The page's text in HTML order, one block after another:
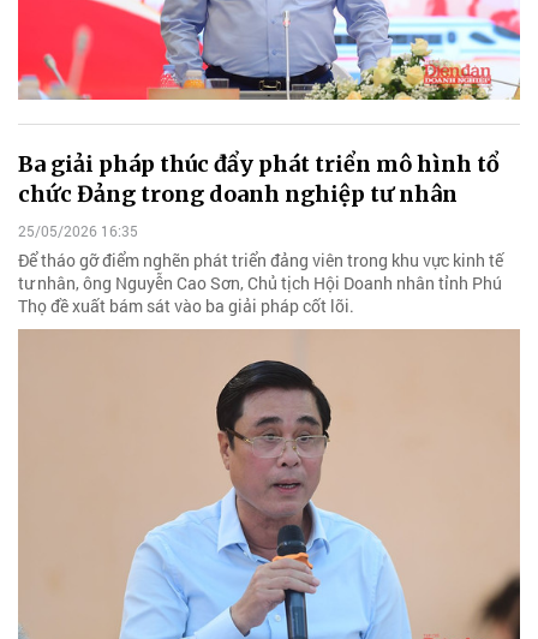
Ba giải pháp thúc đẩy phát triển mô hình tổ
chức Đảng trong doanh nghiệp tư nhân
25/05/2026 16:35
Để tháo gỡ điểm nghẽn phát triển đảng viên trong khu vực kinh tế
tư nhân, ông Nguyễn Cao Sơn, Chủ tịch Hội Doanh nhân tỉnh Phú
Thọ đề xuất bám sát vào ba giải pháp cốt lõi.